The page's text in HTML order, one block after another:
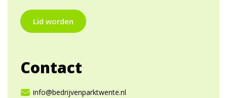
Lid worden
Contact
info@bedrijvenparktwente.nl